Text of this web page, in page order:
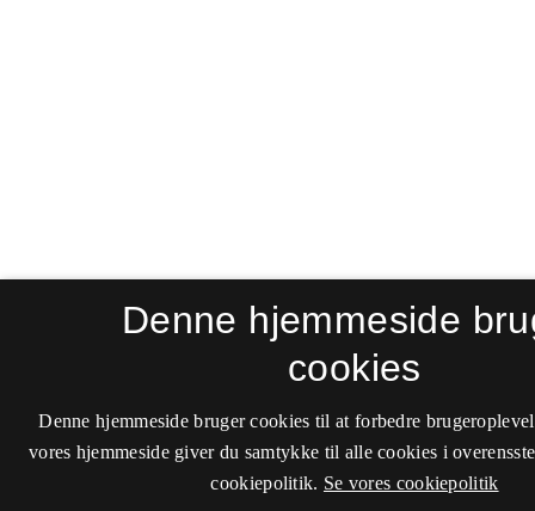
Denne hjemmeside
cookies
Denne hjemmeside bruger cookies til at forbedre
vores hjemmeside giver du samtykke til alle cookies i
cookiepolitik. Se vores cookiepolitik